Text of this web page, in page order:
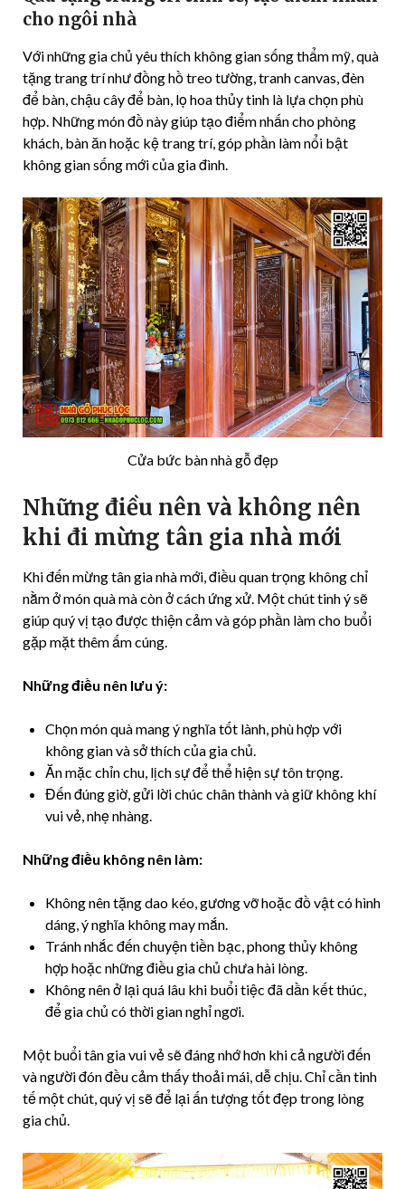
cho ngôi nhà
Với những gia chủ yêu thích không gian sống thẩm mỹ, quà
tặng trang trí như đồng hồ treo tường, tranh canvas, đèn
để bàn, chậu cây để bàn, lọ hoa thủy tinh là lựa chọn phù
hợp. Những món đồ này giúp tạo điểm nhấn cho phòng
khách, bàn ăn hoặc kệ trang trí, góp phần làm nổi bật
không gian sống mới của gia đình.
Cửa bức bàn nhà gỗ đẹp
Những điều nên và không nên
khi đi mừng tân gia nhà mới
Khi đến mừng tân gia nhà mới, điều quan trọng không chỉ
nằm ở món quà mà còn ở cách ứng xử. Một chút tinh ý sẽ
giúp quý vị tạo được thiện cảm và góp phần làm cho buổi
gặp mặt thêm ấm cúng.
Những điều nên lưu ý:
Chọn món quà mang ý nghĩa tốt lành, phù hợp với
không gian và sở thích của gia chủ.
Ăn mặc chỉn chu, lịch sự để thể hiện sự tôn trọng.
Đến đúng giờ, gửi lời chúc chân thành và giữ không khí
vui vẻ, nhẹ nhàng.
Những điều không nên làm:
Không nên tặng dao kéo, gương vỡ hoặc đồ vật có hình
dáng, ý nghĩa không may mắn.
Tránh nhắc đến chuyện tiền bạc, phong thủy không
hợp hoặc những điều gia chủ chưa hài lòng.
Không nên ở lại quá lâu khi buổi tiệc đã dần kết thúc,
để gia chủ có thời gian nghỉ ngơi.
Một buổi tân gia vui vẻ sẽ đáng nhớ hơn khi cả người đến
và người đón đều cảm thấy thoải mái, dễ chịu. Chỉ cần tinh
tế một chút, quý vị sẽ để lại ấn tượng tốt đẹp trong lòng
gia chủ.